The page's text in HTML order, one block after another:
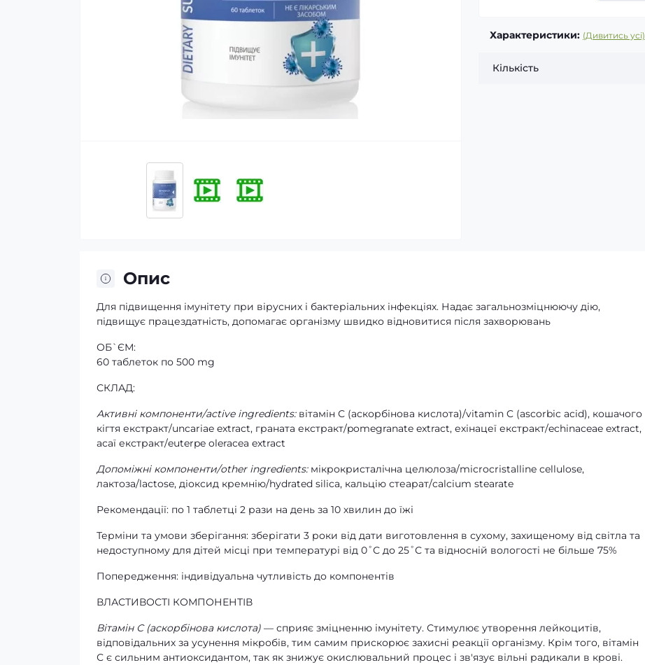
Характеристики: (Дивитись усі)
Кількість
Опис
Для підвищення імунітету при вірусних і бактеріальних інфекціях. Надає загальнозміцнюючу дію,
підвищує працездатність, допомагає організму швидко відновитися після захворювань
ОБ`ЄМ:
60 таблеток по 500 mg
СКЛАД:
Активні компоненти/active ingredients:вітамін С (аскорбінова кислота)/vitamin C (ascorbic acid), кошачого
кігтя екстракт/uncariae extract, граната екстракт/pomegranate extract, ехінацеї екстракт/echinaceae extract,
асаї екстракт/euterpe oleracea extract
Допоміжні компоненти/other ingredients:мікрокристалічна целюлоза/microcristalline cellulose,
лактоза/lactose, діоксид кремнію/hydrated silica, кальцію стеарат/calcium stearate
Рекомендації: по 1 таблетці 2 рази на день за 10 хвилин до їжі
Терміни та умови зберігання: зберігати 3 роки від дати виготовлення в сухому, захищеному від світла та
недоступному для дітей місці при температурі від 0˚С до 25˚С та відносній вологості не більше 75%
Попередження: індивідуальна чутливість до компонентів
ВЛАСТИВОСТІ КОМПОНЕНТІВ
Вітамін С (аскорбінова кислота) — сприяє зміцненню імунітету. Стимулює утворення лейкоцитів,
відповідальних за усунення мікробів, тим самим прискорює захисні реакції організму. Крім того, вітамін
С є сильним антиоксидантом, так як знижує окислювальний процес і зв'язує вільні радикали в крові.